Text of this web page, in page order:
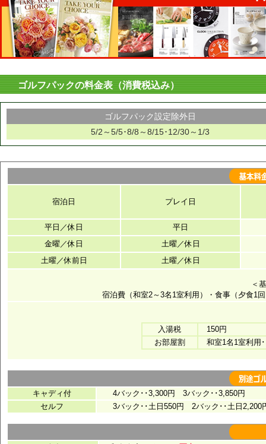
ゴルフパックの料金表（消費税込み）
ゴルフパック設定除外日
5/2～5/5･8/8～8/15･12/30～1/3